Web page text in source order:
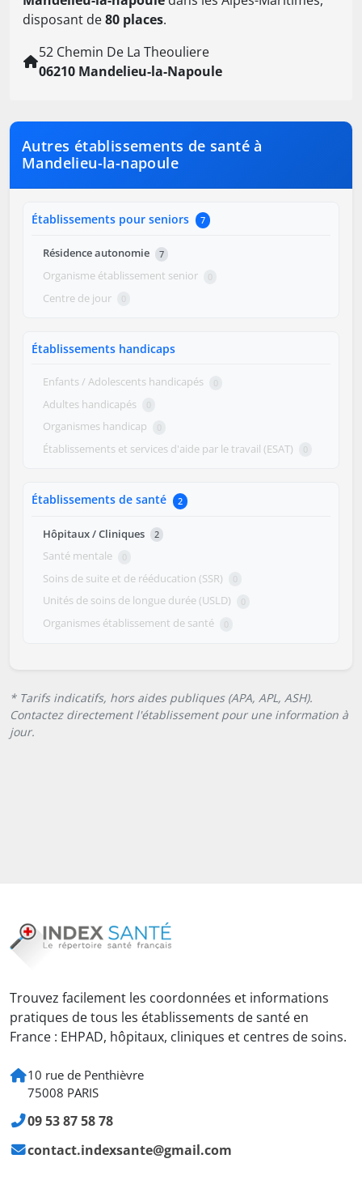
disposant de80 places.
52 Chemin De La Theouliere
06210 Mandelieu-la-Napoule
Autres établissements de santé à
Mandelieu-la-napoule
Établissements pour seniors 7
Résidence autonomie 7
Organisme établissement senior 0
Centre de jour 0
Établissements handicaps
Enfants / Adolescents handicapés 0
Adultes handicapés 0
Organismes handicap 0
Établissements et services d'aide par le travail (ESAT) 0
Établissements de santé 2
Hôpitaux / Cliniques 2
Santé mentale 0
Soins de suite et de rééducation (SSR) 0
Unités de soins de longue durée (USLD) 0
Organismes établissement de santé 0
* Tarifs indicatifs, hors aides publiques (APA, APL, ASH).
Contactez directement l'établissement pour une information à
jour.
Trouvez facilement les coordonnées et informations
pratiques de tous les établissements de santé en
France : EHPAD, hôpitaux, cliniques et centres de soins.
10 rue de Penthièvre
75008 PARIS
09 53 87 58 78
contact.indexsante@gmail.com